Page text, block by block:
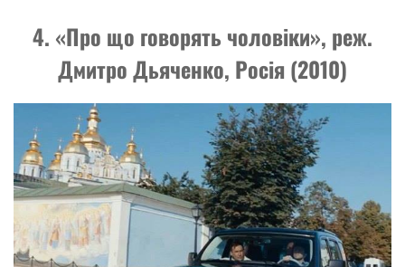
4. «Про що говорять чоловіки», реж.
Дмитро Дьяченко, Росія (2010)